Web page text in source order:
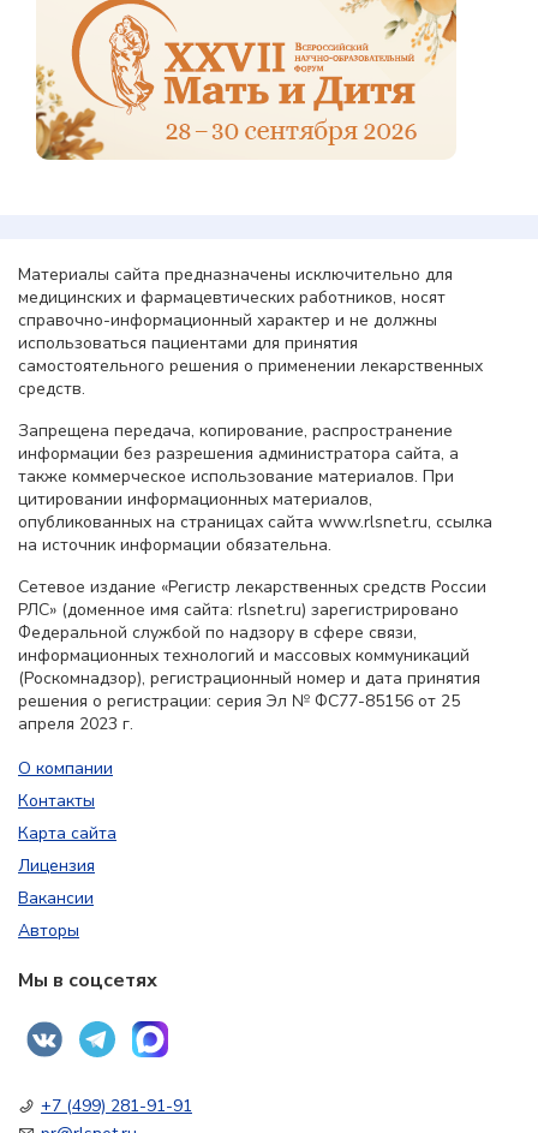
Материалы сайта предназначены исключительно для
медицинских и фармацевтических работников, носят
справочно-информационный характер и не должны
использоваться пациентами для принятия
самостоятельного решения о применении лекарственных
средств.
Запрещена передача, копирование, распространение
информации без разрешения администратора сайта, а
также коммерческое использование материалов. При
цитировании информационных материалов,
опубликованных на страницах сайта www.rlsnet.ru, ссылка
на источник информации обязательна.
Сетевое издание «Регистр лекарственных средств России
РЛС» (доменное имя сайта: rlsnet.ru) зарегистрировано
Федеральной службой по надзору в сфере связи,
информационных технологий и массовых коммуникаций
(Роскомнадзор), регистрационный номер и дата принятия
решения о регистрации: серия Эл № ФС77-85156 от 25
апреля 2023 г.
О компании
Контакты
Карта сайта
Лицензия
Вакансии
Авторы
Мы в соцсетях
+7 (499) 281-91-91